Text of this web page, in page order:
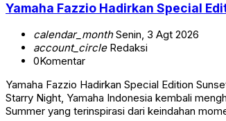
Yamaha Fazzio Hadirkan Special
calendar_monthSenin, 3 Agt 2026
account_circleRedaksi
0Komentar
Yamaha Fazzio Hadirkan Special Edition
Starry Night, Yamaha Indonesia kembali
Summer yang terinspirasi dari keindahan